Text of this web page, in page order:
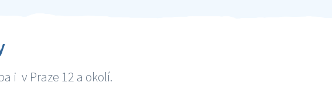
i v Praze 12 a okolí.